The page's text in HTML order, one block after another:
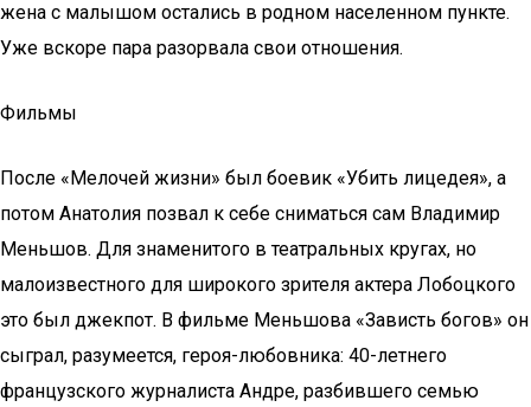
жена с малышом остались в родном населенном пункте.
Уже вскоре пара разорвала свои отношения.
Фильмы
После «Мелочей жизни» был боевик «Убить лицедея», а
потом Анатолия позвал к себе сниматься сам Владимир
Меньшов. Для знаменитого в театральных кругах, но
малоизвестного для широкого зрителя актера Лобоцкого
это был джекпот. В фильме Меньшова «Зависть богов» он
сыграл, разумеется, героя-любовника: 40-летнего
французского журналиста Андре, разбившего семью